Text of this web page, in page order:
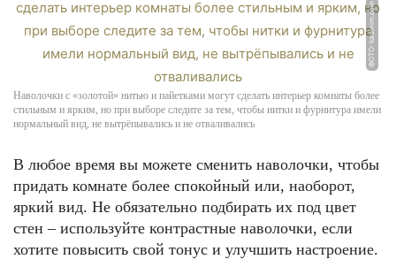
ФОТО: kadinim.com
Наволочки с «золотой» нитью и пайетками могут сделать интерьер комнаты более
стильным и ярким, но при выборе следите за тем, чтобы нитки и фурнитура имели
нормальный вид, не вытрёпывались и не отваливались
В любое время вы можете сменить наволочки, чтобы
придать комнате более спокойный или, наоборот,
яркий вид. Не обязательно подбирать их под цвет
стен – используйте контрастные наволочки, если
хотите повысить свой тонус и улучшить настроение.